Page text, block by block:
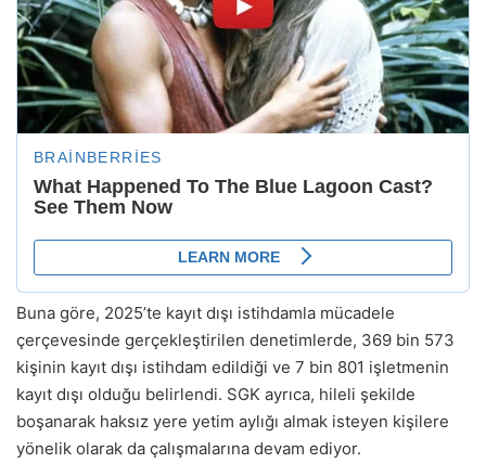
Buna göre, 2025’te kayıt dışı istihdamla mücadele
çerçevesinde gerçekleştirilen denetimlerde, 369 bin 573
kişinin kayıt dışı istihdam edildiği ve 7 bin 801 işletmenin
kayıt dışı olduğu belirlendi. SGK ayrıca, hileli şekilde
boşanarak haksız yere yetim aylığı almak isteyen kişilere
yönelik olarak da çalışmalarına devam ediyor.